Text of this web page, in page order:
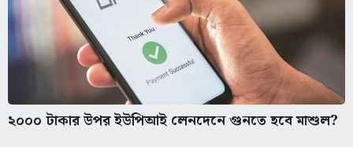
২০০০ টাকার উপর ইউপিআই লেনদেনে গুনতে হবে মাশুল?